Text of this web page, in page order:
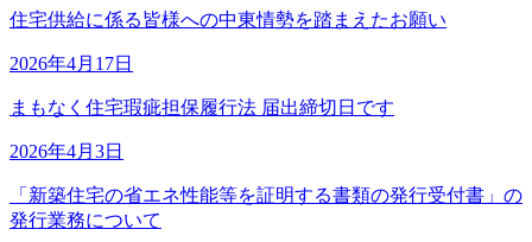
住宅供給に係る皆様への中東情勢を踏まえたお願い
2026年4月17日
まもなく住宅瑕疵担保履行法 届出締切日です
2026年4月3日
「新築住宅の省エネ性能等を証明する書類の発行受付書」の
発行業務について